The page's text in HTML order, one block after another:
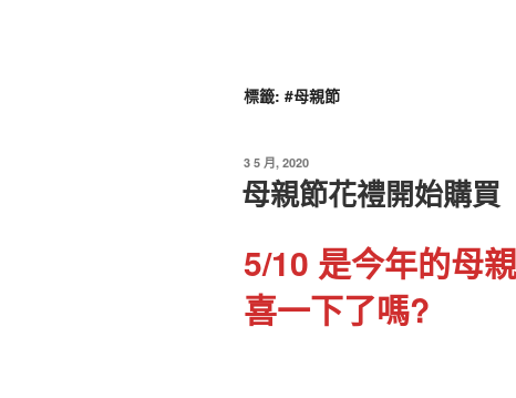
標籤: #母親節
發
佈
於
3 5 月, 2020
母親節花禮開始購買
5/10 是今年的母
喜一下了嗎?